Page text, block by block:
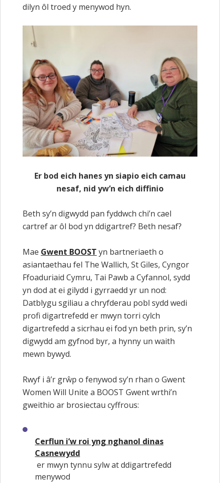
dilyn ôl troed y menywod hyn.
Er bod eich hanes yn siapio eich camau
nesaf, nid yw’n eich diffinio
Beth sy’n digwydd pan fyddwch chi’n cael
cartref ar ôl bod yn ddigartref? Beth nesaf?
Mae Gwent BOOST yn bartneriaeth o
asiantaethau fel The Wallich, St Giles, Cyngor
Ffoaduriaid Cymru, Tai Pawb a Cyfannol, sydd
yn dod at ei gilydd i gyrraedd yr un nod:
Datblygu sgiliau a chryfderau pobl sydd wedi
profi digartrefedd er mwyn torri cylch
digartrefedd a sicrhau ei fod yn beth prin, sy’n
digwydd am gyfnod byr, a hynny un waith
mewn bywyd.
Rwyf i â’r grŵp o fenywod sy’n rhan o Gwent
Women Will Unite a BOOST Gwent wrthi’n
gweithio ar brosiectau cyffrous:
Cerflun i’w roi yng nghanol dinas
Casnewydd
er mwyn tynnu sylw at ddigartrefedd
menywod